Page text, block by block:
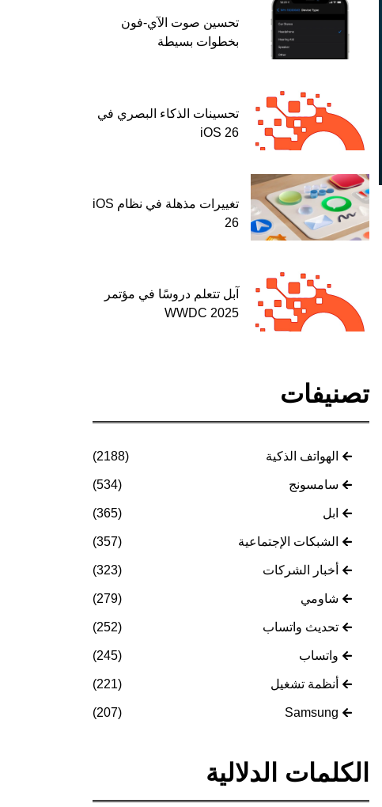
تحسين صوت الآي-فون
بخطوات بسيطة
تحسينات الذكاء البصري في
iOS 26
تغييرات مذهلة في نظام iOS
26
آبل تتعلم دروسًا في مؤتمر
WWDC 2025
تصنيفات
الهواتف الذكية (2188)
سامسونج (534)
ابل (365)
الشبكات الإجتماعية (357)
أخبار الشركات (323)
شاومي (279)
تحديث واتساب (252)
واتساب (245)
أنظمة تشغيل (221)
Samsung
(207)
الكلمات الدلالية